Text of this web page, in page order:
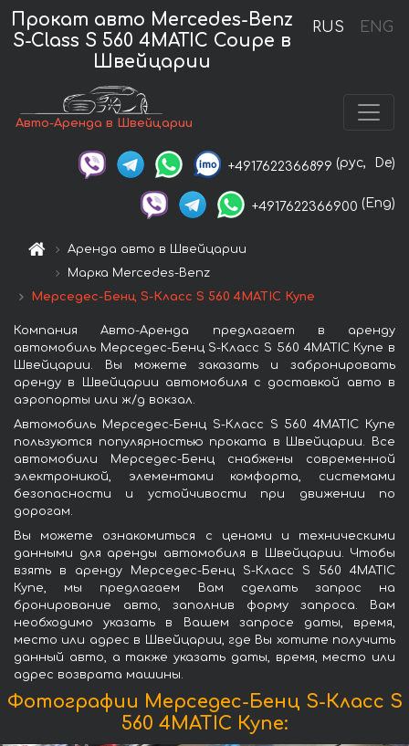
RUS ENG
Прокат авто Mercedes-Benz
S-Class S 560 4MATIC Coupe в
Швейцарии
Авто-Аренда в Швейцарии
+4917622366899 (рус, De)
+4917622366900 (Eng)
Аренда авто в Швейцарии
Марка Mercedes-Benz
Мерседес-Бенц S-Класс S 560 4MATIC Купе
Компания Авто-Аренда предлагает в аренду
автомобиль Мерседес-Бенц S-Класс S 560 4MATIC Купе в
Швейцарии. Вы можете заказать и забронировать
аренду в Швейцарии автомобиля с доставкой авто в
аэропорты или ж/д вокзал.
Автомобиль Мерседес-Бенц S-Класс S 560 4MATIC Купе
пользуются популярностью проката в Швейцарии. Все
автомобили Мерседес-Бенц снабжены современной
электроникой, элементами комфорта, системами
безопасности и устойчивости при движении по
дорогам.
Вы можете ознакомиться с ценами и техническими
данными для аренды автомобиля в Швейцарии. Чтобы
взять в аренду Мерседес-Бенц S-Класс S 560 4MATIC
Купе, мы предлагаем Вам сделать запрос на
бронирование авто, заполнив форму запроса. Вам
необходимо указать в Вашем запросе даты, время,
место или адрес в Швейцарии, где Вы хотите получить
данный авто, а также указать даты, время, место или
адрес возврата машины.
Фотографии Мерседес-Бенц S-Класс S
560 4MATIC Купе: